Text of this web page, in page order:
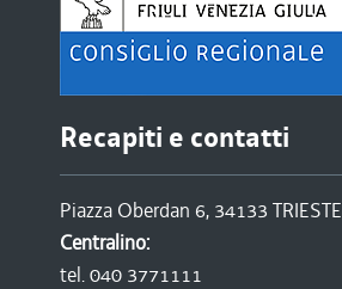
Recapiti e contatti
Piazza Oberdan 6, 34133 TRIESTE
Centralino:
tel. 040 3771111